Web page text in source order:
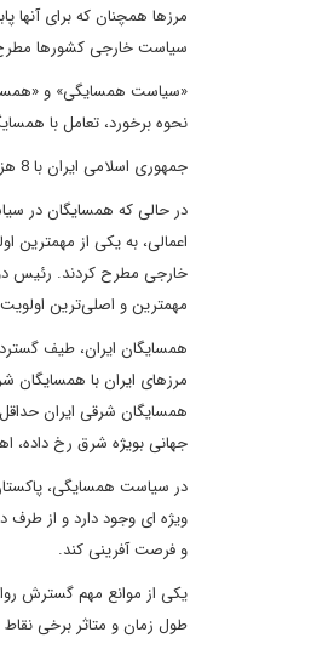
مرزها همچنان که برای
سیاست خارجی کشورها
«سیاست همسایگی» و
نحوه برخورد، تعامل با
جمهوری اسلامی ایران با 8 هزار و 731 کیلومتر مرز مشترک (آبی و خشکی) با 15 کشور، ظرفیت ویژه‌ای در سیاست همسایگی دارد.
در حالی که همسایگان در
خارجی مطرح کردند. رئیس
مهمترین و اصلی‌ترین
همسایگان ایران، طیف
همسایگان شرقی ایران
جهانی بویژه شرق رخ داده،
در سیاست همسایگی،
ویژه ای وجود دارد و از
و فرصت آفرینی کند.
یکی از موانع مهم گسترش
طول زمان و متاثر برخی